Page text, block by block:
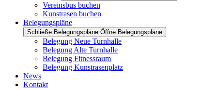
Vereinsbus buchen
Kunstrasen buchen
Belegungspläne
Schließe Belegungspläne Öffne Belegungspläne
Belegung Neue Turnhalle
Belegung Alte Turnhalle
Belegung Fitnessraum
Belegung Kunstrasenplatz
News
Kontakt